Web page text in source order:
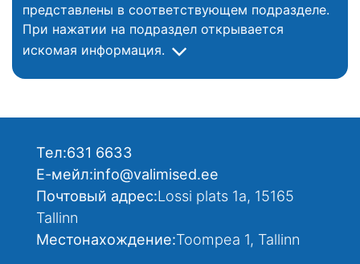
представлены в соответствующем подразделе.
При нажатии на подраздел открывается
искомая информация.
Тел:631 6633
Е-мейл:info@valimised.ee
Почтовый адрес:Lossi plats 1a, 15165
Tallinn
Местонахождение:Toompea 1, Tallinn